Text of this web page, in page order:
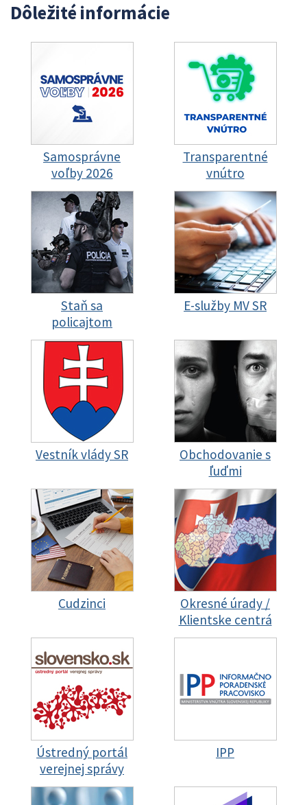
Dôležité informácie
Samosprávne
voľby 2026
Transparentné
vnútro
Staň sa
policajtom
E-služby MV SR
Vestník vlády SR
Obchodovanie s
ľuďmi
Cudzinci
Okresné úrady /
Klientske centrá
Ústredný portál
verejnej správy
IPP